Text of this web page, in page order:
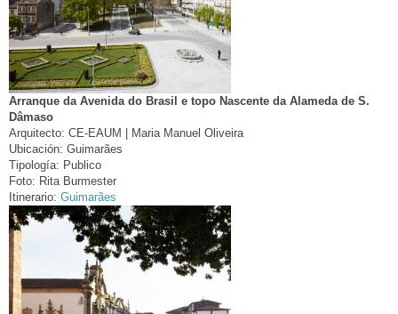
Arranque da Avenida do Brasil e topo Nascente da Alameda de S.
Dâmaso
Arquitecto: CE-EAUM | Maria Manuel Oliveira
Ubicación: Guimarães
Tipología: Publico
Foto: Rita Burmester
Itinerario: Guimarães